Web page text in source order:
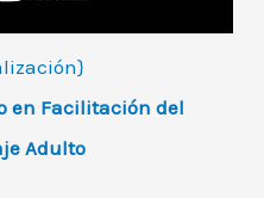
en Facilitación del
Adulto